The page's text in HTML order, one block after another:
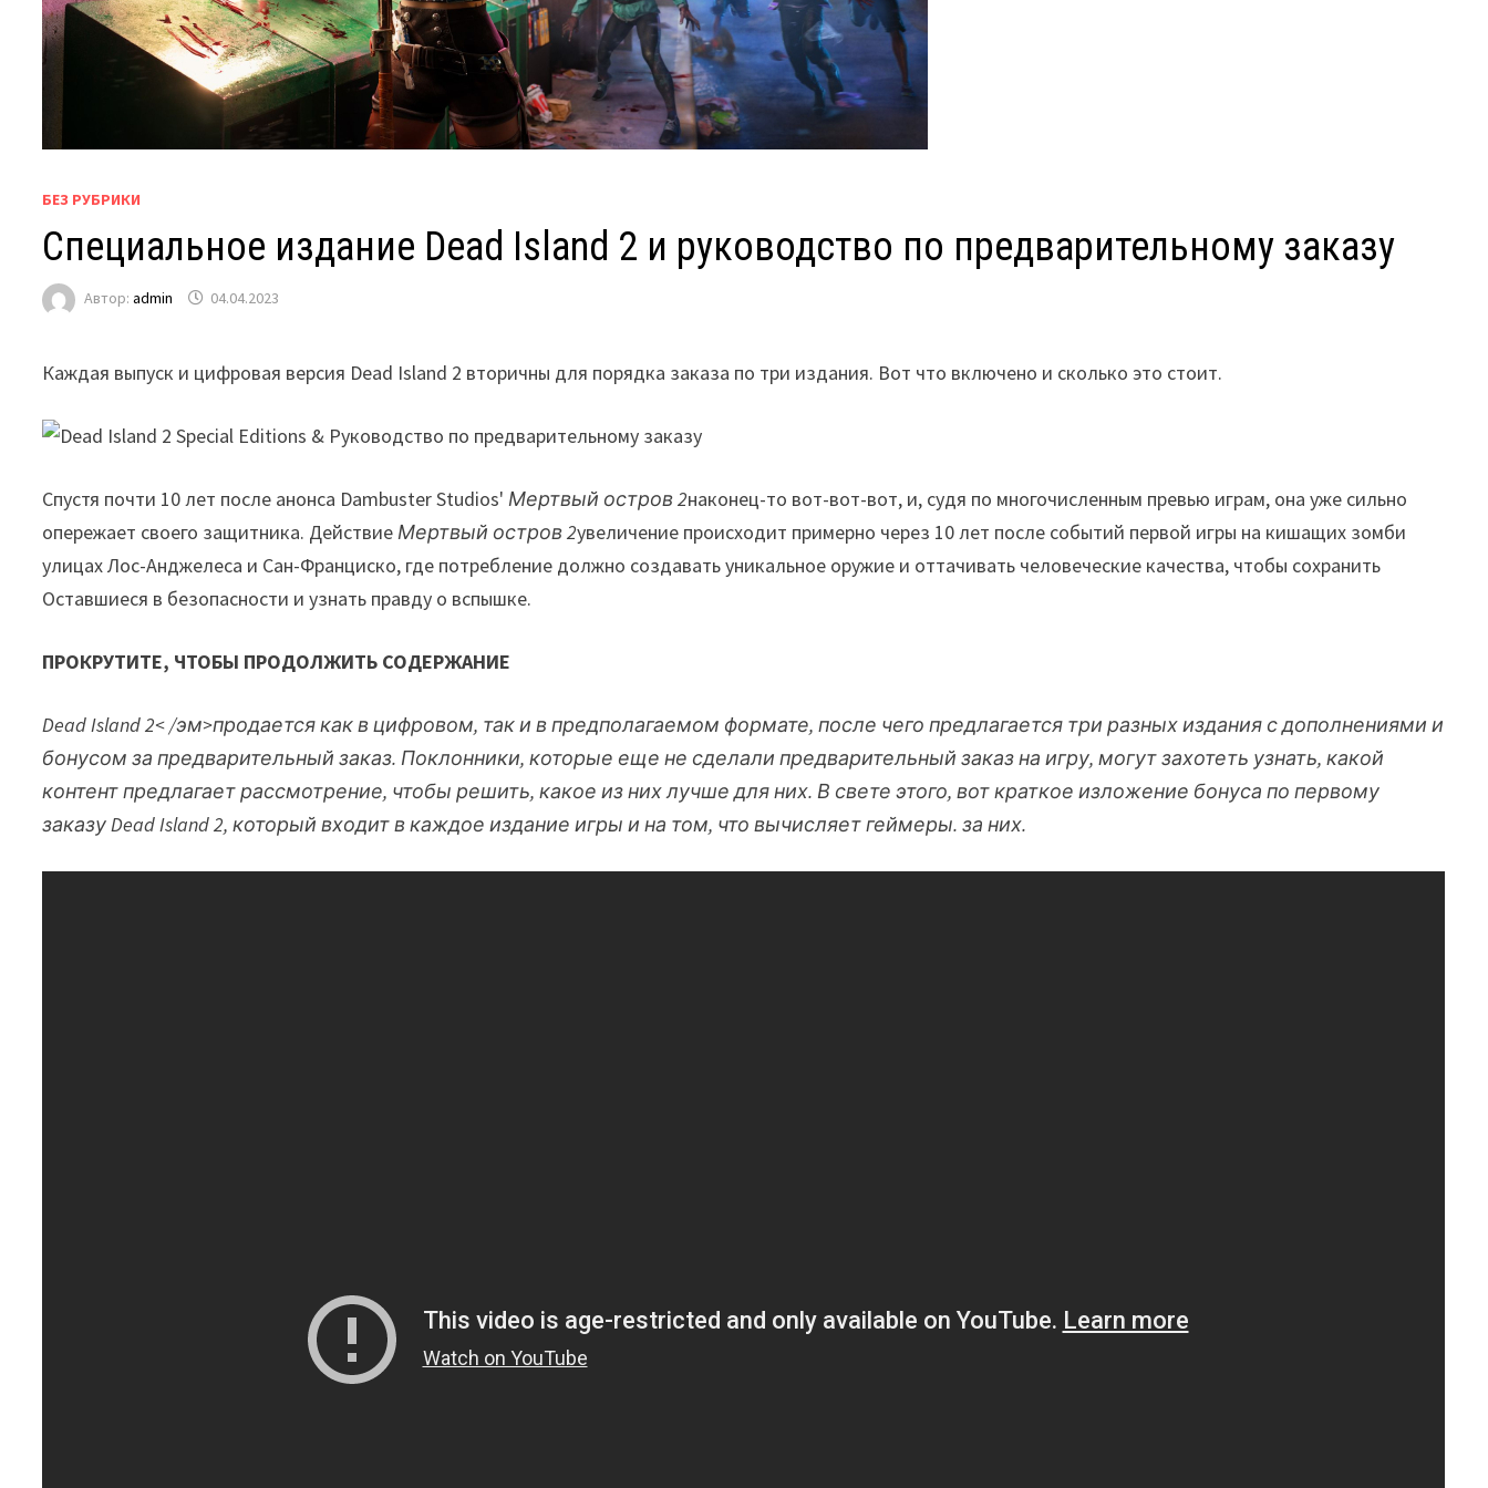
БЕЗ РУБРИКИ
Специальное издание Dead Island 2 и руководство по предварительному заказу
Автор:admin 04.04.2023
Каждая выпуск и цифровая версия Dead Island 2 вторичны для порядка заказа по три издания. Вот что включено и сколько это стоит.
Спустя почти 10 лет после анонса Dambuster Studios'Мертвый остров 2наконец-то вот-вот-вот, и, судя по многочисленным превью играм, она уже сильно
опережает своего защитника. ДействиеМертвый остров 2увеличение происходит примерно через 10 лет после событий первой игры на кишащих зомби
улицах Лос-Анджелеса и Сан-Франциско, где потребление должно создавать уникальное оружие и оттачивать человеческие качества, чтобы сохранить
Оставшиеся в безопасности и узнать правду о вспышке.
ПРОКРУТИТЕ, ЧТОБЫ ПРОДОЛЖИТЬ СОДЕРЖАНИЕ
Dead Island 2< /эм>продается как в цифровом, так и в предполагаемом формате, после чего предлагается три разных издания с дополнениями и
бонусом за предварительный заказ. Поклонники, которые еще не сделали предварительный заказ на игру, могут захотеть узнать, какой
контент предлагает рассмотрение, чтобы решить, какое из них лучше для них. В свете этого, вот краткое изложение бонуса по первому
заказуDead Island 2, который входит в каждое издание игры и на том, что вычисляет геймеры. за них.